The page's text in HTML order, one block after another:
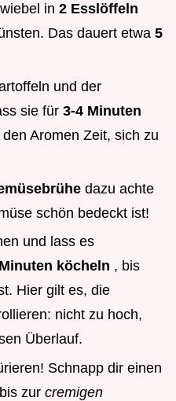
in 2 Esslöffeln
Das dauert etwa 5
und der
sie für 3-4 Minuten
Aromen Zeit, sich zu
dazu achte
schön bedeckt ist!
und lass es
köcheln , bis
Hier gilt es, die
nicht zu hoch,
Überlauf.
Schnapp dir einen
zur cremigen